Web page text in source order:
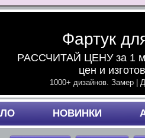
Фартук
РАССЧИТАЙ ЦЕНУ за 1
цен и
1000+ дизайнов. Замер |
НОВИНКИ